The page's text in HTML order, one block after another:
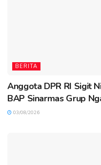
BERITA
Anggota DPR RI Sigit
BAP Sinarmas Grup
03/08/2026